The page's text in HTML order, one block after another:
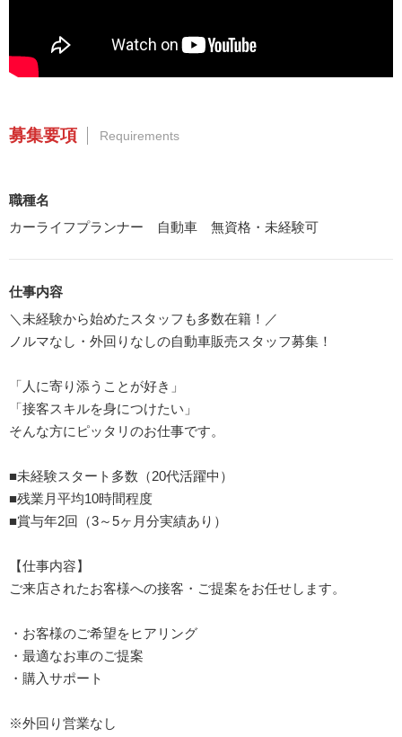
募集要項 Requirements
職種名
カーライフプランナー 自動車 無資格・未経験可
仕事内容
＼未経験から始めたスタッフも多数在籍！／
ノルマなし・外回りなしの自動車販売スタッフ募集！
「人に寄り添うことが好き」
「接客スキルを身につけたい」
そんな方にピッタリのお仕事です。
■未経験スタート多数（20代活躍中）
■残業月平均10時間程度
■賞与年2回（3～5ヶ月分実績あり）
【仕事内容】
ご来店されたお客様への接客・ご提案をお任せします。
・お客様のご希望をヒアリング
・最適なお車のご提案
・購入サポート
※外回り営業なし